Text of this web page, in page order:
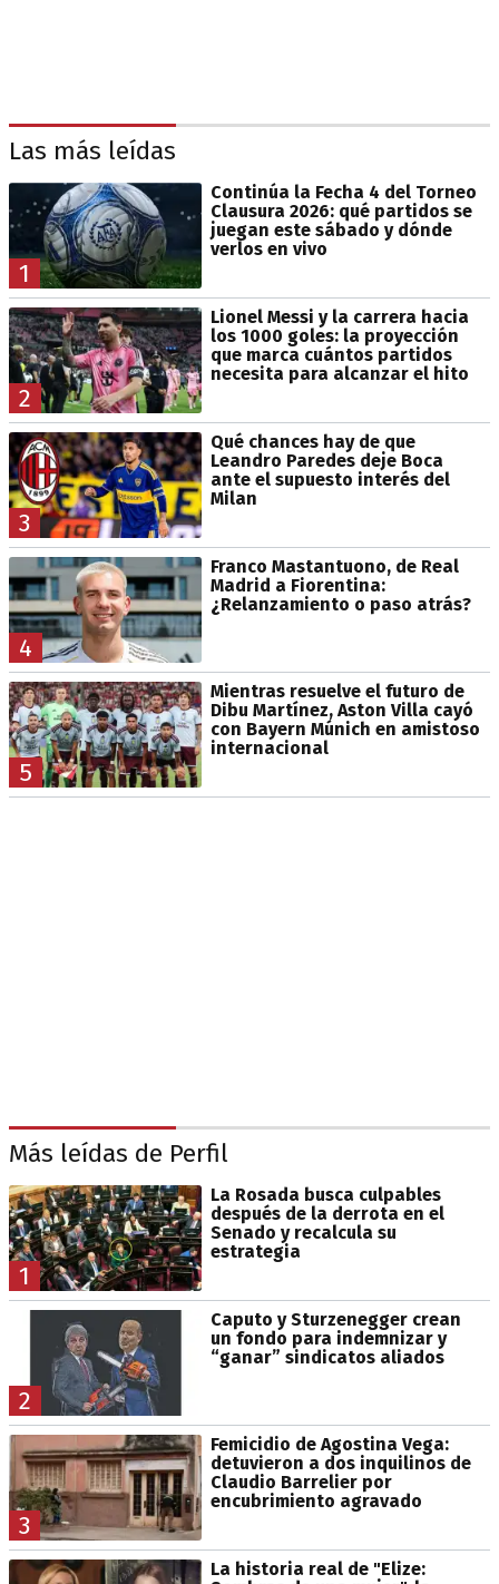
Las más leídas
1
Continúa la Fecha 4 del Torneo
Clausura 2026: qué partidos se
juegan este sábado y dónde
verlos en vivo
2
Lionel Messi y la carrera hacia
los 1000 goles: la proyección
que marca cuántos partidos
necesita para alcanzar el hito
3
Qué chances hay de que
Leandro Paredes deje Boca
ante el supuesto interés del
Milan
4
Franco Mastantuono, de Real
Madrid a Fiorentina:
¿Relanzamiento o paso atrás?
5
Mientras resuelve el futuro de
Dibu Martínez, Aston Villa cayó
con Bayern Múnich en amistoso
internacional
Más leídas de Perfil
1
La Rosada busca culpables
después de la derrota en el
Senado y recalcula su
estrategia
2
Caputo y Sturzenegger crean
un fondo para indemnizar y
“ganar” sindicatos aliados
3
Femicidio de Agostina Vega:
detuvieron a dos inquilinos de
Claudio Barrelier por
encubrimiento agravado
La historia real de "Elize: